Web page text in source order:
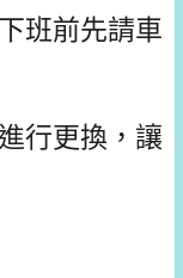
班前先請車
行更換，讓